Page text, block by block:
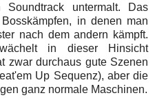
Soundtrack untermalt. Das
in denen man
nach dem andern kämpft.
in dieser Hinsicht
zwar durchaus gute Szenen
Up Sequenz), aber die
ganz normale Maschinen.